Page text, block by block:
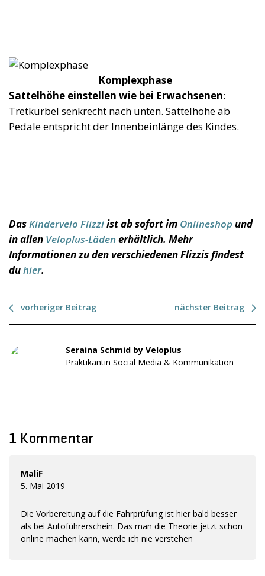
Komplexphase
Sattelhöhe einstellen wie bei Erwachsenen:
Tretkurbel senkrecht nach unten. Sattelhöhe ab
Pedale entspricht der Innenbeinlänge des Kindes.
DasKindervelo Flizziist ab sofort im Onlineshop und
in allen Veloplus-Läden erhältlich. Mehr
Informationen zu den verschiedenen Flizzis findest
duhier.
vorheriger Beitrag nächster Beitrag
Seraina Schmid by Veloplus
Praktikantin Social Media & Kommunikation
1 Kommentar
MaliF
5. Mai 2019
Die Vorbereitung auf die Fahrprüfung ist hier bald besser
als bei Autoführerschein. Das man die Theorie jetzt schon
online machen kann, werde ich nie verstehen